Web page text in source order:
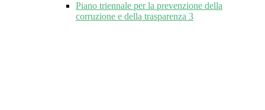
Piano triennale per la prevenzione della
corruzione e della trasparenza 3